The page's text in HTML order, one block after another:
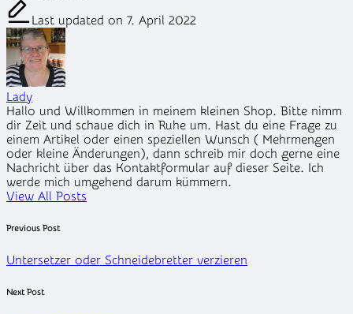
Last updated on 7. April 2022
Lady
Hallo und Willkommen in meinem kleinen Shop. Bitte nimm
dir Zeit und schaue dich in Ruhe um. Hast du eine Frage zu
einem Artikel oder einen speziellen Wunsch ( Mehrmengen
oder kleine Änderungen), dann schreib mir doch gerne eine
Nachricht über das Kontaktformular auf dieser Seite. Ich
werde mich umgehend darum kümmern.
View All Posts
Post
navigation
Previous Post
Untersetzer oder Schneidebretter verzieren
Next Post